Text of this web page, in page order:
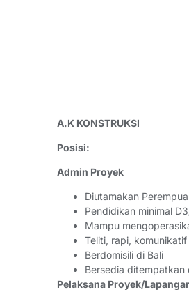
A.K KONSTRUKSI
Posisi:
Admin Proyek
Diutamakan
Pendidikan minimal
Mampu
Teliti, rapi, komunikatif
Berdomisili di Bali
Bersedia ditempatkan
Pelaksana Proyek/